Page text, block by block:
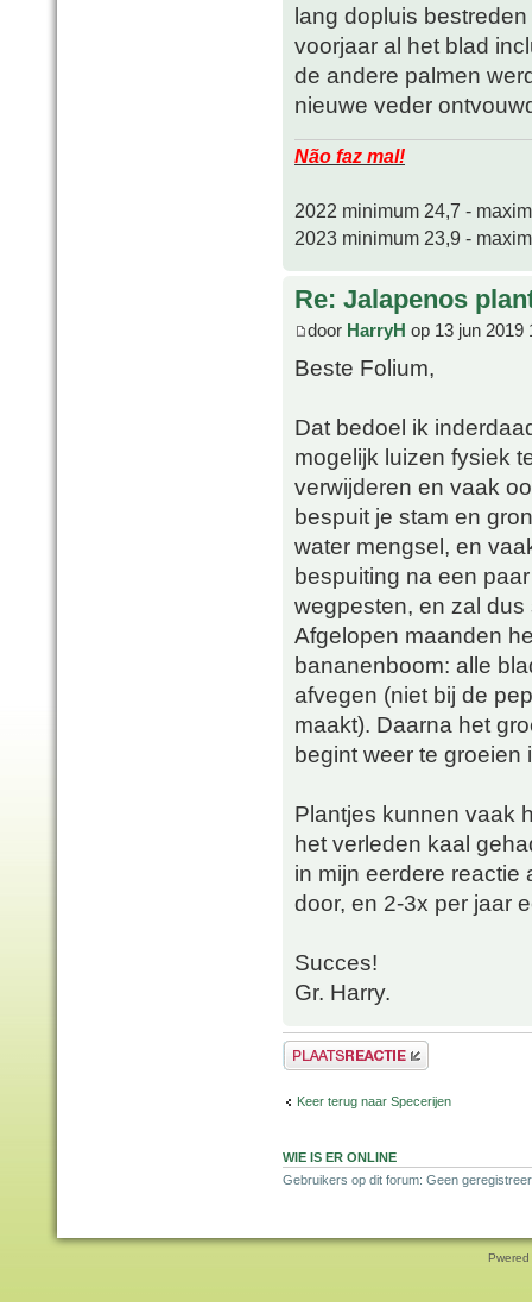
lang dopluis
voorjaar al het blad
de andere palmen
nieuwe veder
Não faz mal!
2022 minimum 24,7 -
2023 minimum 23,9 -
Re: Jalapenos
door HarryH op 13 jun 2019
Beste Folium,
Dat bedoel ik
mogelijk luizen fysiek
verwijderen en vaak
bespuit je stam en
water mengsel, en
bespuiting na een
wegpesten, en zal
Afgelopen maanden
bananenboom: alle
afvegen (niet bij de
maakt). Daarna het
begint weer te groeien
Plantjes kunnen vaak
het verleden kaal
in mijn eerdere
door, en 2-3x per jaar
Succes!
Gr. Harry.
Plaats een reactie
Keer terug naar Specerijen
WIE IS ER ONLINE
Gebruikers op dit forum: Geen